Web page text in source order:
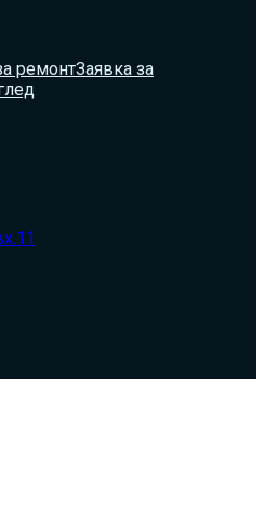
ремонтЗаявка за